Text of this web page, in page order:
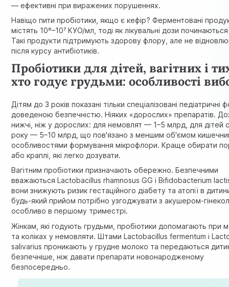
— ефективні при виражених порушеннях.
Навіщо пити пробіотики, якщо є кефір? Ферментовані
містять 10⁶–10⁷ КУО/мл, тоді як лікувальні дози починаються
Такі продукти підтримують здорову флору, але не
після курсу антибіотиків.
Пробіотики для дітей, вагітних і
хто годує грудьми: особливості
Дітям до 3 років показані тільки спеціалізовані педіатричні
доведеною безпечністю. Ніяких «дорослих» препаратів.
нижчі, ніж у дорослих: для немовлят — 1–5 млрд, для дітей
року — 5–10 млрд, що пов'язано з меншим об'ємом
особливостями формування мікрофлори. Краще обирати
або краплі, які легко дозувати.
Вагітним пробіотики призначають обережно. Безпечними
вважаються Lactobacillus rhamnosus GG і Bifidobacterium
вони знижують ризик гестаційного діабету та атопії в
будь-який прийом потрібно узгоджувати з акушером-
особливо в першому триместрі.
Жінкам, які годують грудьми, пробіотики допомагають при
та коліках у немовляти. Штами Lactobacillus fermentum і
salivarius проникають у грудне молоко та передаються
безпечніше, ніж давати препарати новонародженому
безпосередньо.